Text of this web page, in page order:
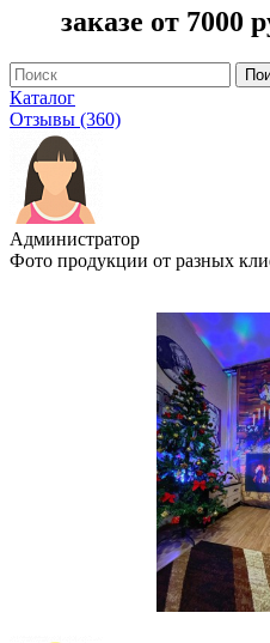
заказе от 7000
Каталог
Отзывы (360)
Администратор
Фото продукции от разных